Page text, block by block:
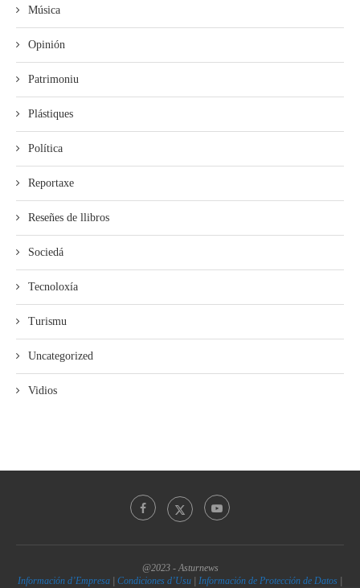
Música
Opinión
Patrimoniu
Plástiques
Política
Reportaxe
Reseñes de llibros
Sociedá
Tecnoloxía
Turismu
Uncategorized
Vidios
@2023 - Asturnews
Información d’Empresa | Condiciones d’Usu | Información de Protección de Datos |